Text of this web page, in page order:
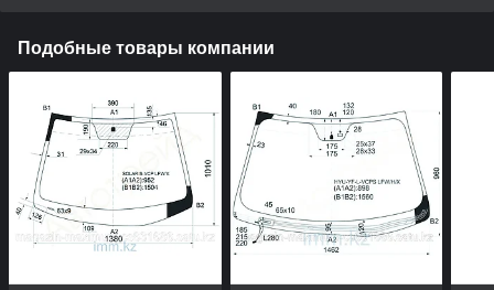
Подобные товары компании